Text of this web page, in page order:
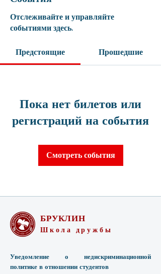
Отслеживайте и управляйте
событиями здесь.
Предстоящие Прошедшие
Пока нет билетов или
регистраций на события
Смотреть события
БРУКЛИН
Школа дружбы
Уведомление о недискриминационной
политике в отношении студентов